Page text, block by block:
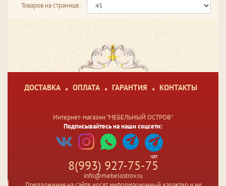
Товаров на странице:
ДОСТАВКА ОПЛАТА ГАРАНТИЯ КОНТАКТЫ
Интернет-магазин "МЕБЕЛЬНЫЙ ОСТРОВ"
Подписывайтесь на наши соцсети:
чат
8(993) 927-75-75
info@mebelostrov.ru